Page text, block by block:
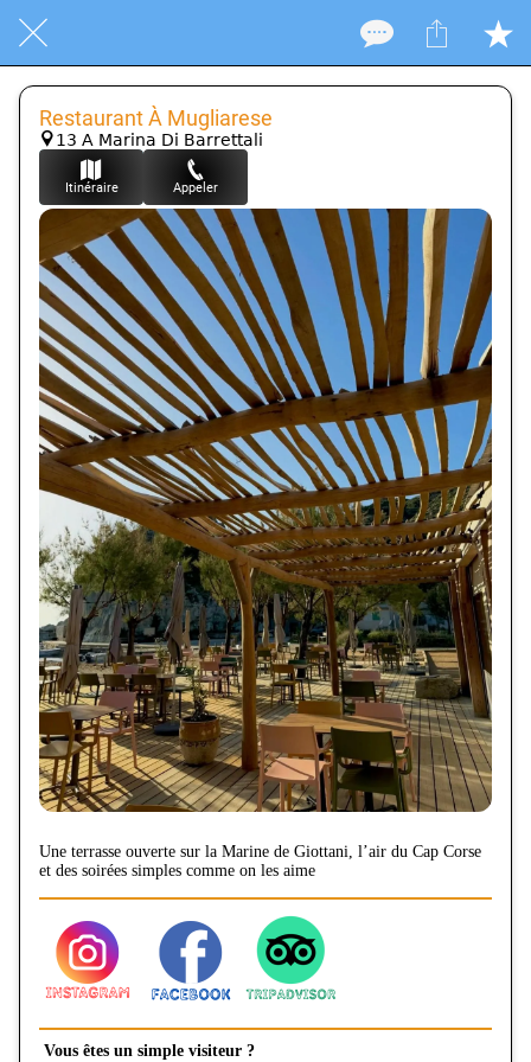
Restaurant À Mugliarese
13 A Marina Di Barrettali
Itinéraire Appeler
Une terrasse ouverte sur la Marine de Giottani, l’air du Cap Corse
et des soirées simples comme on les aime
Vous êtes un simple visiteur ?